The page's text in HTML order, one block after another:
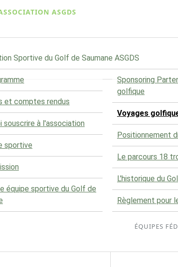
ASGDS
Sportive du Golf de Saumane ASGDS
et comptes rendus
souscrire à l'association
sportive
équipe sportive du Golf de
Sponsoring
golfique
Voyages
Positionnement
Le parcours 18
L'historique du
Règlement pour
ÉQUIPES